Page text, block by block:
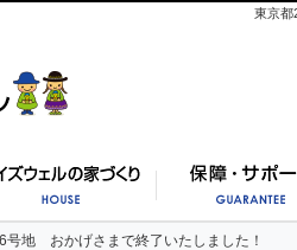
地 おかげさまで終了いたしました！
東京都
地 おかげさまで終了いたしました！